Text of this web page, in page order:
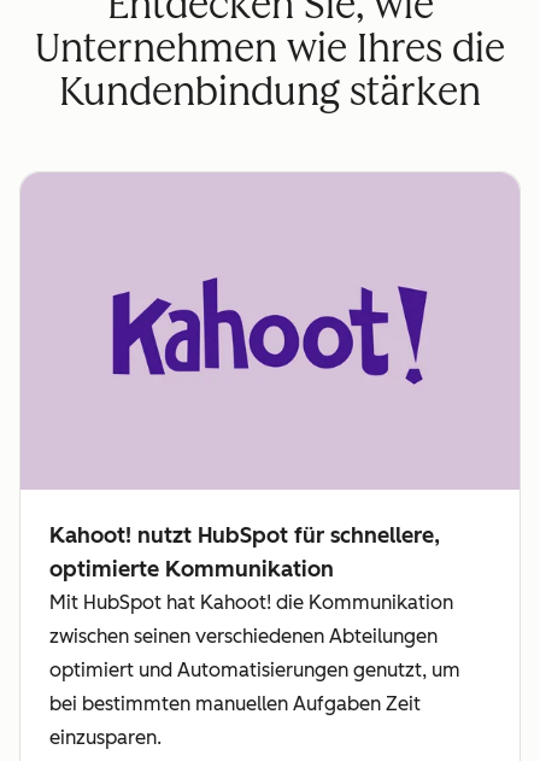
Unternehmen wie Ihres die
Kundenbindung stärken
Kahoot! nutzt HubSpot für schnellere,
optimierte Kommunikation
Mit HubSpot hat Kahoot! die Kommunikation
zwischen seinen verschiedenen Abteilungen
optimiert und Automatisierungen genutzt, um
bei bestimmten manuellen Aufgaben Zeit
einzusparen.